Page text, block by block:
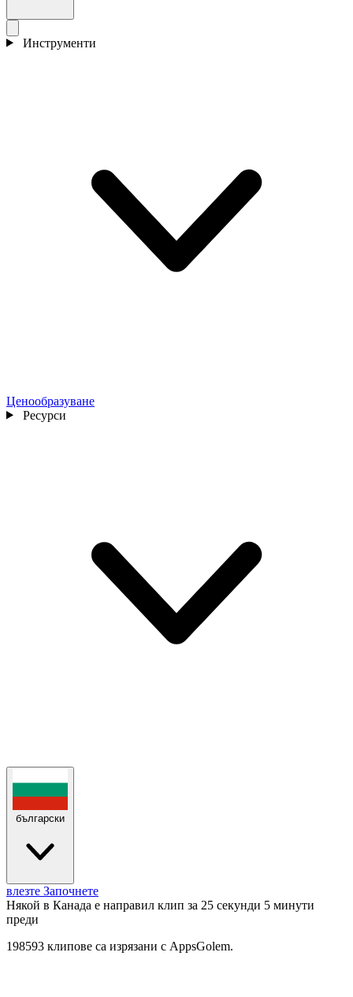
Инструменти
Ценообразуване
Ресурси
български
влезте Започнете
Някой в Канада е направил клип за 25 секунди 5 минути
преди
198593 клипове са изрязани с AppsGolem.